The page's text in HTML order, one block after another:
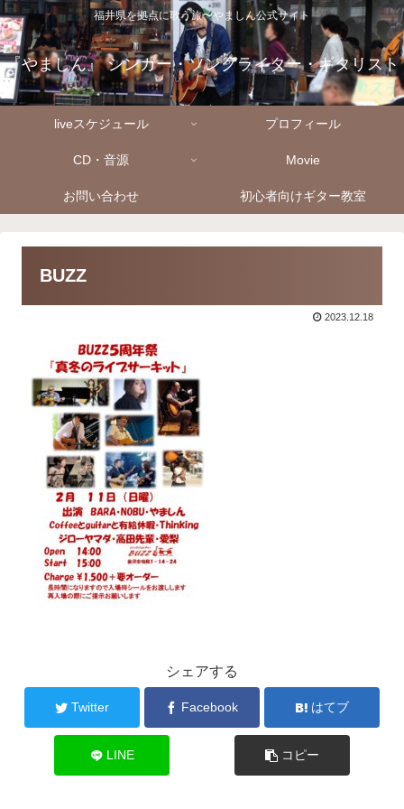
福井県を拠点に歌う旅〜やましん公式サイト
『やましん』 シンガー・ソングライター・ギタリスト
liveスケジュール プロフィール
CD・音源 Movie
お問い合わせ 初心者向けギター教室
BUZZ
2023.12.18
シェアする
Twitter Facebook はてブ
LINE コピー